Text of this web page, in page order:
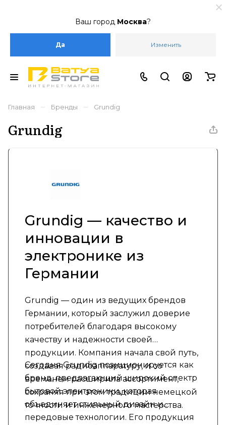
Ваш город Москва?
Да Изменить
Главная – Бренды – Grundig
Grundig
Grundig — качество и
инновации в
электронике из
Германии
Grundig — один из ведущих брендов
Германии, который заслужил доверие
потребителей благодаря высокому
качеству и надежности своей
продукции. Компания начала свой путь,
создавая радиоаппаратуру, и со
временем расширила ассортимент,
сохраняя при этом традиции немецкой
точности и инженерного мастерства.
Сегодня Grundig позиционируется как
бренд, предлагающий широкий спектр
бытовой электроники, которая
объединяет стильный дизайн и
передовые технологии. Его продукция